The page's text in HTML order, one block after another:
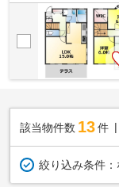
置き場の魅力です。自
該当物件数 13件
絞り込み条件：